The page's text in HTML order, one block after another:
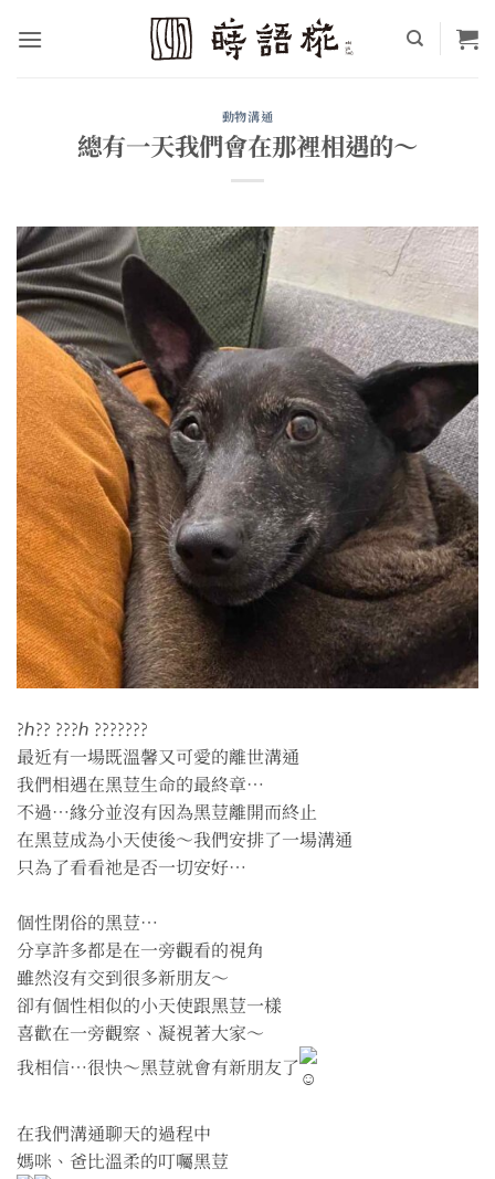
動物溝通
總有一天我們會在那裡相遇的～
?ℎ?? ???ℎ ???????
最近有一場既溫馨又可愛的離世溝通
我們相遇在黑荳生命的最終章⋯
不過⋯緣分並沒有因為黑荳離開而終止
在黑荳成為小天使後～我們安排了一場溝通
只為了看看祂是否一切安好⋯
個性閉俗的黑荳⋯
分享許多都是在一旁觀看的視角
雖然沒有交到很多新朋友～
卻有個性相似的小天使跟黑荳一樣
喜歡在一旁觀察、凝視著大家～
我相信⋯很快～黑荳就會有新朋友了
在我們溝通聊天的過程中
媽咪、爸比溫柔的叮囑黑荳